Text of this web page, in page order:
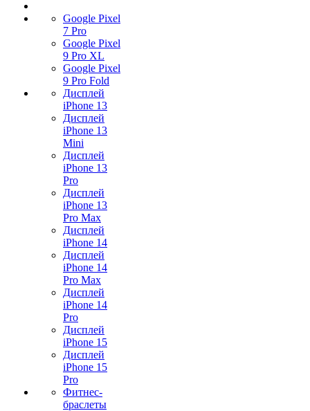
Google Pixel
7 Pro
Google Pixel
9 Pro XL
Google Pixel
9 Pro Fold
Дисплей
iPhone 13
Дисплей
iPhone 13
Mini
Дисплей
iPhone 13
Pro
Дисплей
iPhone 13
Pro Max
Дисплей
iPhone 14
Дисплей
iPhone 14
Pro Max
Дисплей
iPhone 14
Pro
Дисплей
iPhone 15
Дисплей
iPhone 15
Pro
Фитнес-
браслеты